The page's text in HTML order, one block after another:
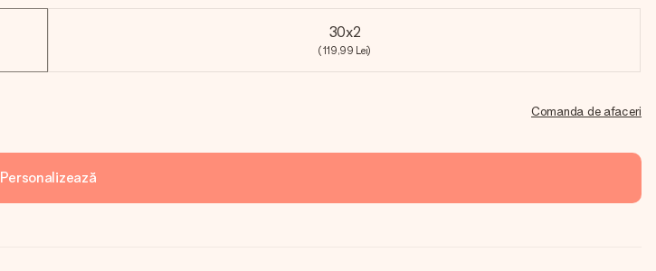
30x2
(119,99 Lei)
Comanda de afaceri
Personalizează